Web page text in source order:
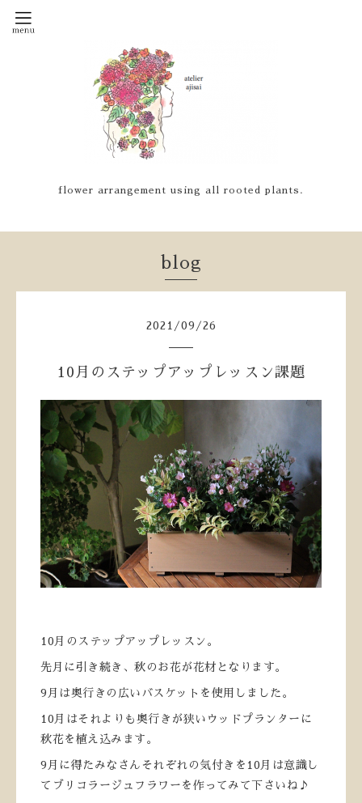
flower arrangement using all rooted plants.
blog
2021 /09 /26
10月のステップアップレッスン課題
10月のステップアップレッスン。
先月に引き続き、秋のお花が花材となります。
9月は奥行きの広いバスケットを使用しました。
10月はそれよりも奥行きが狭いウッドプランターに
秋花を植え込みます。
9月に得たみなさんそれぞれの気付きを10月は意識し
てブリコラージュフラワーを作ってみて下さいね♪